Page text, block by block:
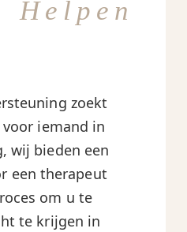
Helpen
zoekt
iemand in
wij bieden een
een therapeut
om u te
te krijgen in